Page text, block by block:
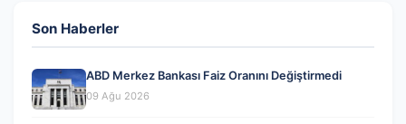
Son Haberler
ABD Merkez Bankası Faiz Oranını Değiştirmedi
09 Ağu 2026